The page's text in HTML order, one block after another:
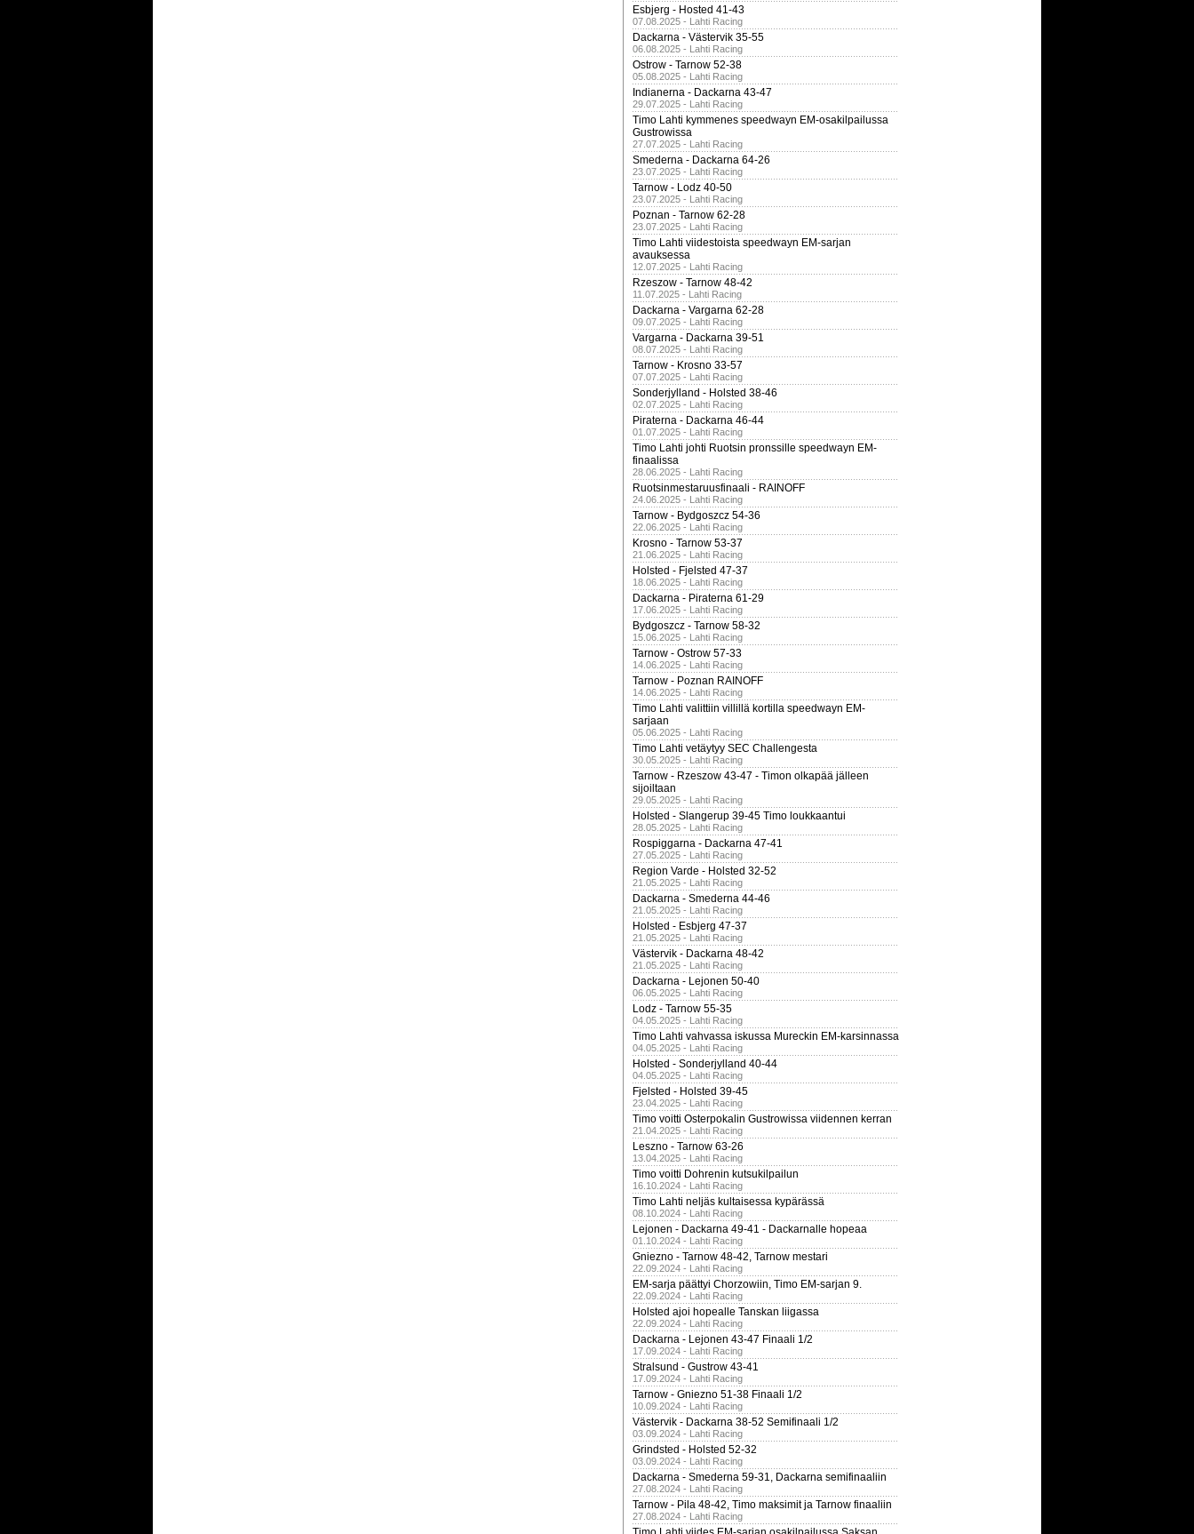
Esbjerg - Hosted 41-43
07.08.2025 - Lahti Racing
Dackarna - Västervik 35-55
06.08.2025 - Lahti Racing
Ostrow - Tarnow 52-38
05.08.2025 - Lahti Racing
Indianerna - Dackarna 43-47
29.07.2025 - Lahti Racing
Timo Lahti kymmenes speedwayn EM-osakilpailussa
Gustrowissa
27.07.2025 - Lahti Racing
Smederna - Dackarna 64-26
23.07.2025 - Lahti Racing
Tarnow - Lodz 40-50
23.07.2025 - Lahti Racing
Poznan - Tarnow 62-28
23.07.2025 - Lahti Racing
Timo Lahti viidestoista speedwayn EM-sarjan
avauksessa
12.07.2025 - Lahti Racing
Rzeszow - Tarnow 48-42
11.07.2025 - Lahti Racing
Dackarna - Vargarna 62-28
09.07.2025 - Lahti Racing
Vargarna - Dackarna 39-51
08.07.2025 - Lahti Racing
Tarnow - Krosno 33-57
07.07.2025 - Lahti Racing
Sonderjylland - Holsted 38-46
02.07.2025 - Lahti Racing
Piraterna - Dackarna 46-44
01.07.2025 - Lahti Racing
Timo Lahti johti Ruotsin pronssille speedwayn EM-
finaalissa
28.06.2025 - Lahti Racing
Ruotsinmestaruusfinaali - RAINOFF
24.06.2025 - Lahti Racing
Tarnow - Bydgoszcz 54-36
22.06.2025 - Lahti Racing
Krosno - Tarnow 53-37
21.06.2025 - Lahti Racing
Holsted - Fjelsted 47-37
18.06.2025 - Lahti Racing
Dackarna - Piraterna 61-29
17.06.2025 - Lahti Racing
Bydgoszcz - Tarnow 58-32
15.06.2025 - Lahti Racing
Tarnow - Ostrow 57-33
14.06.2025 - Lahti Racing
Tarnow - Poznan RAINOFF
14.06.2025 - Lahti Racing
Timo Lahti valittiin villillä kortilla speedwayn EM-
sarjaan
05.06.2025 - Lahti Racing
Timo Lahti vetäytyy SEC Challengesta
30.05.2025 - Lahti Racing
Tarnow - Rzeszow 43-47 - Timon olkapää jälleen
sijoiltaan
29.05.2025 - Lahti Racing
Holsted - Slangerup 39-45 Timo loukkaantui
28.05.2025 - Lahti Racing
Rospiggarna - Dackarna 47-41
27.05.2025 - Lahti Racing
Region Varde - Holsted 32-52
21.05.2025 - Lahti Racing
Dackarna - Smederna 44-46
21.05.2025 - Lahti Racing
Holsted - Esbjerg 47-37
21.05.2025 - Lahti Racing
Västervik - Dackarna 48-42
21.05.2025 - Lahti Racing
Dackarna - Lejonen 50-40
06.05.2025 - Lahti Racing
Lodz - Tarnow 55-35
04.05.2025 - Lahti Racing
Timo Lahti vahvassa iskussa Mureckin EM-karsinnassa
04.05.2025 - Lahti Racing
Holsted - Sonderjylland 40-44
04.05.2025 - Lahti Racing
Fjelsted - Holsted 39-45
23.04.2025 - Lahti Racing
Timo voitti Osterpokalin Gustrowissa viidennen kerran
21.04.2025 - Lahti Racing
Leszno - Tarnow 63-26
13.04.2025 - Lahti Racing
Timo voitti Dohrenin kutsukilpailun
16.10.2024 - Lahti Racing
Timo Lahti neljäs kultaisessa kypärässä
08.10.2024 - Lahti Racing
Lejonen - Dackarna 49-41 - Dackarnalle hopeaa
01.10.2024 - Lahti Racing
Gniezno - Tarnow 48-42, Tarnow mestari
22.09.2024 - Lahti Racing
EM-sarja päättyi Chorzowiin, Timo EM-sarjan 9.
22.09.2024 - Lahti Racing
Holsted ajoi hopealle Tanskan liigassa
22.09.2024 - Lahti Racing
Dackarna - Lejonen 43-47 Finaali 1/2
17.09.2024 - Lahti Racing
Stralsund - Gustrow 43-41
17.09.2024 - Lahti Racing
Tarnow - Gniezno 51-38 Finaali 1/2
10.09.2024 - Lahti Racing
Västervik - Dackarna 38-52 Semifinaali 1/2
03.09.2024 - Lahti Racing
Grindsted - Holsted 52-32
03.09.2024 - Lahti Racing
Dackarna - Smederna 59-31, Dackarna semifinaaliin
27.08.2024 - Lahti Racing
Tarnow - Pila 48-42, Timo maksimit ja Tarnow finaaliin
27.08.2024 - Lahti Racing